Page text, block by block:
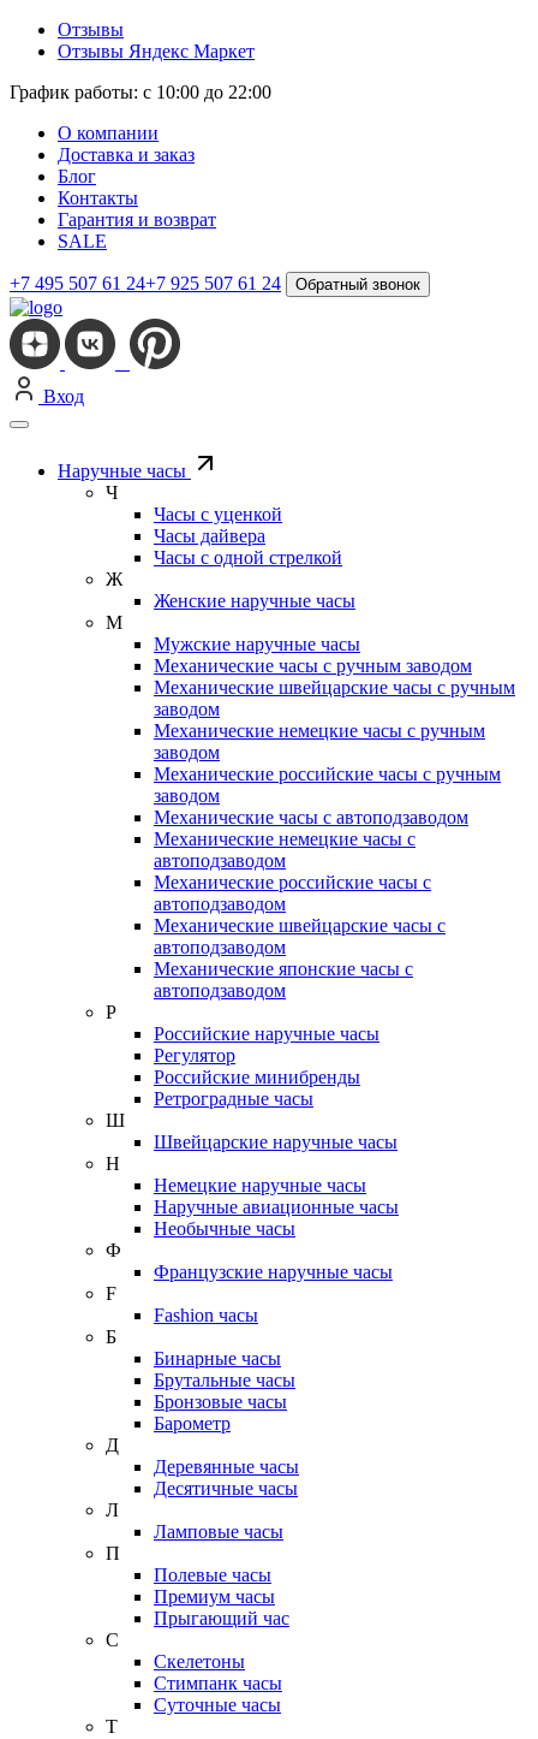
Отзывы
Отзывы Яндекс Маркет
График работы: с 10:00 до 22:00
О компании
Доставка и заказ
Блог
Контакты
Гарантия и возврат
SALE
+7 495 507 61 24+7 925 507 61 24 Обратный звонок
Вход
Наручные часы
Ч
Часы с уценкой
Часы дайвера
Часы с одной стрелкой
Ж
Женские наручные часы
М
Мужские наручные часы
Механические часы с ручным заводом
Механические швейцарские часы с ручным
заводом
Механические немецкие часы с ручным
заводом
Механические российские часы с ручным
заводом
Механические часы с автоподзаводом
Механические немецкие часы с
автоподзаводом
Механические российские часы с
автоподзаводом
Механические швейцарские часы с
автоподзаводом
Механические японские часы с
автоподзаводом
Р
Российские наручные часы
Регулятор
Российские минибренды
Ретроградные часы
Ш
Швейцарские наручные часы
Н
Немецкие наручные часы
Наручные авиационные часы
Необычные часы
Ф
Французские наручные часы
F
Fashion часы
Б
Бинарные часы
Брутальные часы
Бронзовые часы
Барометр
Д
Деревянные часы
Десятичные часы
Л
Ламповые часы
П
Полевые часы
Премиум часы
Прыгающий час
С
Скелетоны
Стимпанк часы
Суточные часы
Т